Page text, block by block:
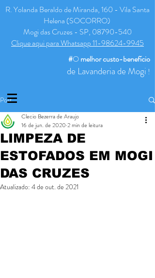
R. Yolanda Beraldo de Miranda, 160 - Vila Santa
Helena (SOCORRO)
Mogi das Cruzes - SP, 08790-540
Clique aqui para Whatsapp 11-98624-9945
#Omelhorcusto-benefício
de Lavanderia de Mogi !
Post
LIMPEZA DE
ESTOFADOS EM MOGI
DAS CRUZES
Clecio Bezerra de Araujo
16 de jun. de 2020 2 min de leitura
Atualizado: 4 de out. de 2021